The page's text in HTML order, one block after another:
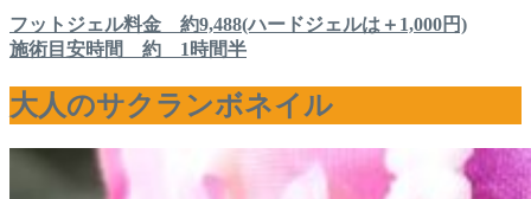
フットジェル料金 約9,488(ハードジェルは＋1,000円)
施術目安時間 約 1時間半
大人のサクランボネイル